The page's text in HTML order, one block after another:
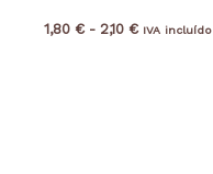
1,80 € - 2,10 € IVA incluído